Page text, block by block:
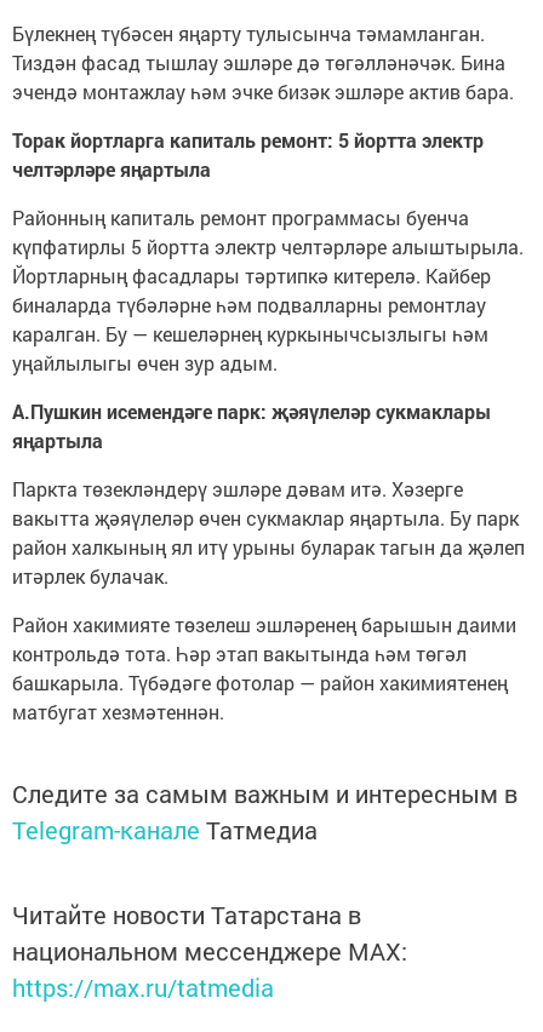
Бүлекнең түбәсен яңарту тулысынча тәмамланган.
Тиздән фасад тышлау эшләре дә төгәлләнәчәк. Бина
эчендә монтажлау һәм эчке бизәк эшләре актив бара.
Торак йортларга капиталь ремонт: 5 йортта электр
челтәрләре яңартыла
Районның капиталь ремонт программасы буенча
күпфатирлы 5 йортта электр челтәрләре алыштырыла.
Йортларның фасадлары тәртипкә китерелә. Кайбер
биналарда түбәләрне һәм подвалларны ремонтлау
каралган. Бу — кешеләрнең куркынычсызлыгы һәм
уңайлылыгы өчен зур адым.
А.Пушкин исемендәге парк: җәяүлеләр сукмаклары
яңартыла
Паркта төзекләндерү эшләре дәвам итә. Хәзерге
вакытта җәяүлеләр өчен сукмаклар яңартыла. Бу парк
район халкының ял итү урыны буларак тагын да җәлеп
итәрлек булачак.
Район хакимияте төзелеш эшләренең барышын даими
контрольдә тота. Һәр этап вакытында һәм төгәл
башкарыла. Түбәдәге фотолар — район хакимиятенең
матбугат хезмәтеннән.
Следите за самым важным и интересным в
Telegram-канале Татмедиа
Читайте новости Татарстана в
национальном мессенджере MАХ:
https://max.ru/tatmedia